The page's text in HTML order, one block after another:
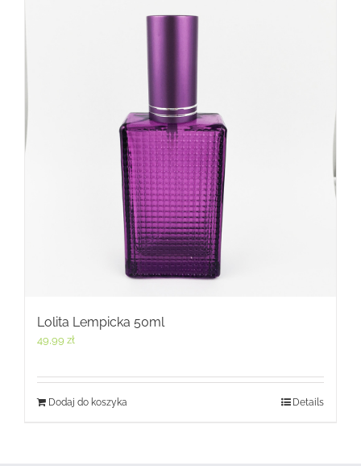
Lolita Lempicka 50ml
49,99 zł
Dodaj do koszyka Details